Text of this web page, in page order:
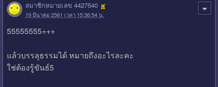
สมาชิกหมายเลข 4427540
19 มีนาคม 2561 เวลา 15:36:54 น.
55555555+++
แล้วบรรลุธรรมได้ หมายถึงอะไรละคะ
ใช่ต้องรู้ขันธ์5